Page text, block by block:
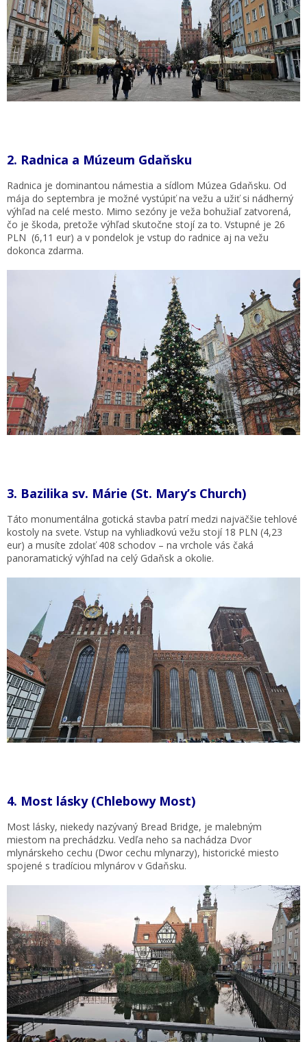
2. Radnica a Múzeum Gdaňsku
Radnica je dominantou námestia a sídlom Múzea Gdaňsku. Od
mája do septembra je možné vystúpiť na vežu a užiť si nádherný
výhľad na celé mesto. Mimo sezóny je veža bohužiaľ zatvorená,
čo je škoda, pretože výhľad skutočne stojí za to. Vstupné je 26
PLN (6,11 eur) a v pondelok je vstup do radnice aj na vežu
dokonca zdarma.
3. Bazilika sv. Márie (St. Mary’s Church)
Táto monumentálna gotická stavba patrí medzi najväčšie tehlové
kostoly na svete. Vstup na vyhliadkovú vežu stojí 18 PLN (4,23
eur) a musíte zdolať 408 schodov – na vrchole vás čaká
panoramatický výhľad na celý Gdaňsk a okolie.
4. Most lásky (Chlebowy Most)
Most lásky, niekedy nazývaný Bread Bridge, je malebným
miestom na prechádzku. Vedľa neho sa nachádza Dvor
mlynárskeho cechu (Dwor cechu mlynarzy), historické miesto
spojené s tradíciou mlynárov v Gdaňsku.